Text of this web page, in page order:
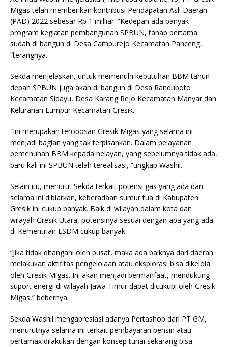
Migas telah memberikan kontribusi Pendapatan Asli Daerah
(PAD) 2022 sebesar Rp 1 milliar. “Kedepan ada banyak
program kegiatan pembangunan SPBUN, tahap pertama
sudah di bangun di Desa Campurejo Kecamatan Panceng,
“terangnya.
Sekda menjelaskan, untuk memenuhi kebutuhan BBM tahun
depan SPBUN juga akan di bangun di Desa Randuboto
Kecamatan Sidayu, Desa Karang Rejo Kecamatan Manyar dan
Kelurahan Lumpur Kecamatan Gresik.
“Ini merupakan terobosan Gresik Migas yang selama ini
menjadi bagian yang tak terpisahkan. Dalam pelayanan
pemenuhan BBM kepada nelayan, yang sebelumnya tidak ada,
baru kali ini SPBUN telah terealisasi, “ungkap Washil.
Selain itu, menurut Sekda terkait potensi gas yang ada dan
selama ini dibiarkan, keberadaan sumur tua di Kabupaten
Gresik ini cukup banyak. Baik di wilayah dalam kota dan
wilayah Gresik Utara, potensinya sesuai dengan apa yang ada
di Kementrian ESDM cukup banyak.
“Jika tidak ditangani oleh pusat, maka ada baiknya dari daerah
melakukan aktifitas pengelolaan atau eksplorasi bisa dikelola
oleh Gresik Migas. Ini akan menjadi bermanfaat, mendukung
suport energi di wilayah Jawa Timur dapat dicukupi oleh Gresik
Migas,” bebernya.
Sekda Washil mengapresiasi adanya Pertashop dari PT GM,
menurutnya selama ini terkait pembayaran bensin atau
pertamax dilakukan dengan konsep tunai sekarang bisa